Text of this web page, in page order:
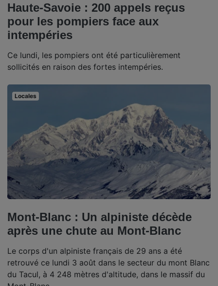
Haute-Savoie : 200 appels reçus
pour les pompiers face aux
intempéries
Ce lundi, les pompiers ont été particulièrement
sollicités en raison des fortes intempéries.
Locales
Mont-Blanc : Un alpiniste décède
après une chute au Mont-Blanc
Le corps d'un alpiniste français de 29 ans a été
retrouvé ce lundi 3 août dans le secteur du mont Blanc
du Tacul, à 4 248 mètres d'altitude, dans le massif du